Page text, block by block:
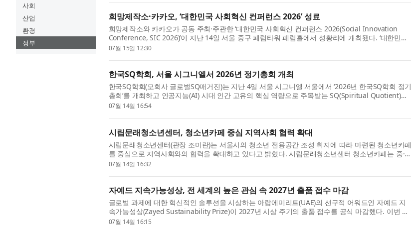
사회
산업
환경
정부
희망제작소·카카오, ‘대한민국 사회혁신 컨퍼런스 2026’ 성료
희망제작소와 카카오가 공동 주최·주관한 ‘대한민국 사회혁신 컨퍼런스 2026(Social Innovation
Conference, SIC 2026)’이 지난 14일 서울 중구 페럼타워 페럼홀에서 성황리에 개최됐다. ‘대한민국
사회혁신 컨퍼런스 2026’은 희망제작소 창립 20주년을 기념해 마련...
07월 15일 12:30
한국SQ학회, 서울 시그니엘서 2026년 정기총회 개최
한국SQ학회(모회사 글로벌SQ매거진)는 지난 4일 서울 시그니엘 서울에서 ‘2026년 한국SQ학회 정기
총회’를 개최하고 인공지능(AI) 시대 인간 고유의 핵심 역량으로 주목받는 SQ(Spiritual Quotient)와
SI(Spiritual Intelligence)의 학문적 가치와 미래 비전을 공유했...
07월 14일 16:54
시립문래청소년센터, 청소년카페 중심 지역사회 협력 확대
시립문래청소년센터(관장 조미란)는 서울시의 청소년 전용공간 조성 취지에 따라 마련된 청소년카페
를 중심으로 지역사회와의 협력을 확대하고 있다고 밝혔다. 시립문래청소년센터 청소년카페는 중·고
등학생과 대학생이 자유롭게 이용할 수 있는 청소년 전용공간이다...
07월 14일 16:32
자예드 지속가능성상, 전 세계의 높은 관심 속 2027년 출품 접수 마감
글로벌 과제에 대한 혁신적인 솔루션을 시상하는 아랍에미리트(UAE)의 선구적 어워드인 자예드 지
속가능성상(Zayed Sustainability Prize)이 2027년 시상 주기의 출품 접수를 공식 마감했다. 이번 주
기에는 건강, 식량, 에너지, 수자원, 기후 행동, 글로벌 고등학교 ...
07월 14일 16:15